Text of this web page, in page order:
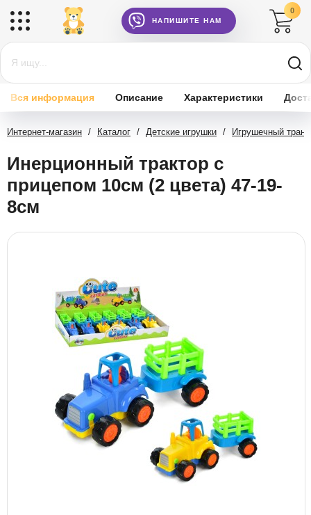
НАПИШИТЕ НАМ
0
Вся информация Описание Характеристики
Интернет-магазин / Каталог / Детские игрушки / Игрушечный
Инерционный трактор с
прицепом 10см (2 цвета) 47-19-
8см